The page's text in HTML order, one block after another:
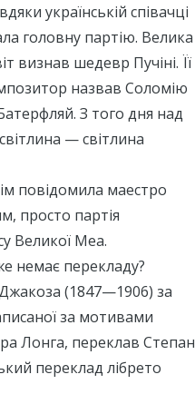
українській співачці
головну партію. Велика
визнав шедевр Пучіні. Її
назвав Соломію
З того дня над
— світлина
повідомила маестро
просто партія
Великої Меа.
немає перекладу?
(1847—1906) за
за мотивами
Лонга, переклав Степан
переклад лібрето